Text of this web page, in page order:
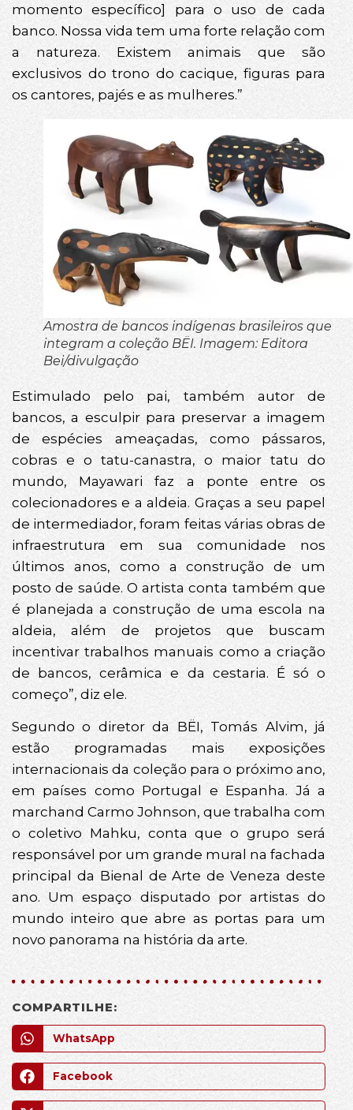
momento específico] para o uso de cada
banco. Nossa vida tem uma forte relação com
a natureza. Existem animais que são
exclusivos do trono do cacique, figuras para
os cantores, pajés e as mulheres.”
Amostra de bancos indígenas brasileiros que
integram a coleção BËI. Imagem: Editora
Bei/divulgação
Estimulado pelo pai, também autor de
bancos, a esculpir para preservar a imagem
de espécies ameaçadas, como pássaros,
cobras e o tatu-canastra, o maior tatu do
mundo, Mayawari faz a ponte entre os
colecionadores e a aldeia. Graças a seu papel
de intermediador, foram feitas várias obras de
infraestrutura em sua comunidade nos
últimos anos, como a construção de um
posto de saúde. O artista conta também que
é planejada a construção de uma escola na
aldeia, além de projetos que buscam
incentivar trabalhos manuais como a criação
de bancos, cerâmica e da cestaria. É só o
começo”, diz ele.
Segundo o diretor da BËI, Tomás Alvim, já
estão programadas mais exposições
internacionais da coleção para o próximo ano,
em países como Portugal e Espanha. Já a
marchand Carmo Johnson, que trabalha com
o coletivo Mahku, conta que o grupo será
responsável por um grande mural na fachada
principal da Bienal de Arte de Veneza deste
ano. Um espaço disputado por artistas do
mundo inteiro que abre as portas para um
novo panorama na história da arte.
COMPARTILHE:
WhatsApp
Facebook